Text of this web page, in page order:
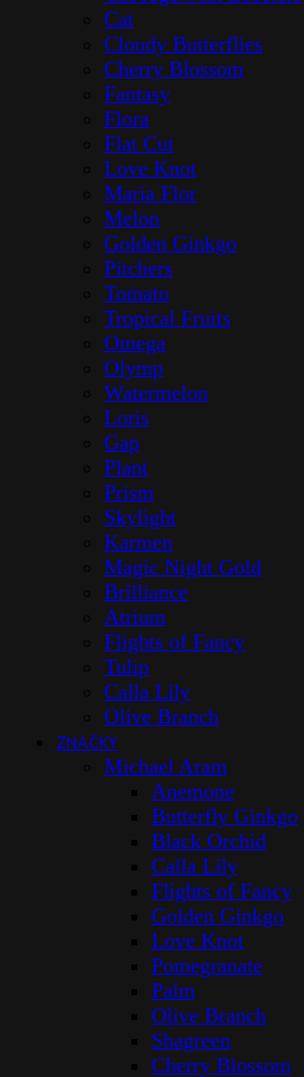
Cat
Cloudy Butterflies
Cherry Blossom
Fantasy
Flora
Flat Cut
Love Knot
Maria Flor
Melon
Golden Ginkgo
Pitchers
Tomato
Tropical Fruits
Omega
Olymp
Watermelon
Loris
Gap
Plant
Prism
Skylight
Karmen
Magic Night Gold
Brilliance
Atrium
Flights of Fancy
Tulip
Calla Lily
Olive Branch
ZNAČKY
Michael Aram
Anemone
Butterfly Ginkgo
Black Orchid
Calla Lily
Flights of Fancy
Golden Ginkgo
Love Knot
Pomegranate
Palm
Olive Branch
Shagreen
Cherry Blossom